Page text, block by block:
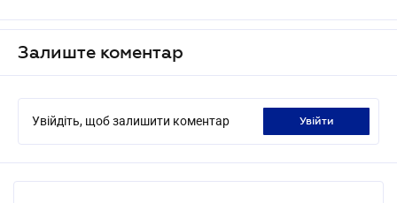
Залиште коментар
Увійдіть, щоб залишити коментар увійти